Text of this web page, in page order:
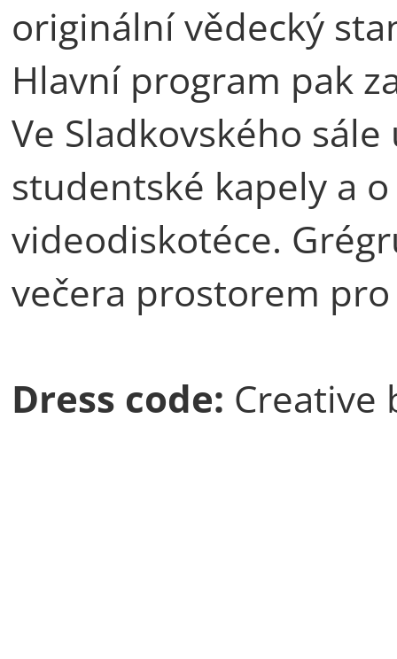
originální vědecký
Hlavní program pak
Ve Sladkovského
studentské kapely a
videodiskotéce.
večera prostorem
Dress code: Creative